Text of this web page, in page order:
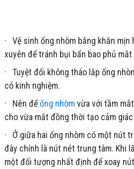
· Vệ sinh ống nhòm bằng khăn
xuyên để tránh bụi bẩn bao phủ mắt
· Tuyệt đối không tháo lắp ống
có kinh nghiệm.
· Nên đểống nhòm vừa với tầm
cho vừa mắt đồng thời tạo cảm
· Ở giữa hai ống nhòm có một nút
đây chính là nút nét trung tâm. Khi
một đối tượng nhất định để xoay